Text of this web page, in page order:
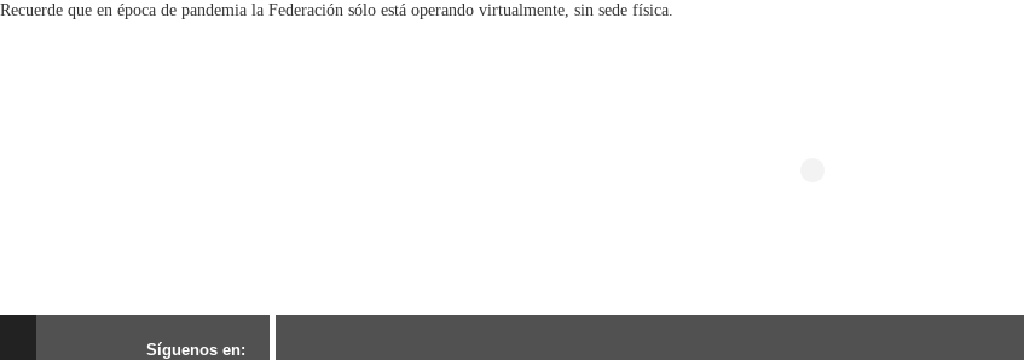
Recuerde que en época de pandemia la Federación sólo está operando virtualmente, sin sede física.
Síguenos en: